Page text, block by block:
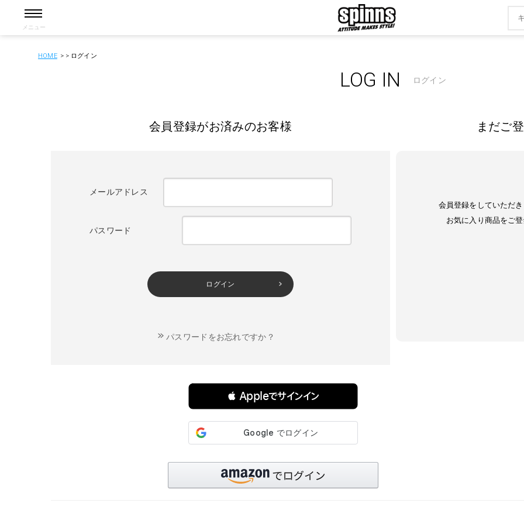
メニュー
HOME ログイン
LOG IN ログイン
会員登録がお済みのお客様
メールアドレス
パスワード
ログイン
パスワードをお忘れですか？
 Appleでサインイン
まだご
会員登録をしていただ
お気に入り商品をご